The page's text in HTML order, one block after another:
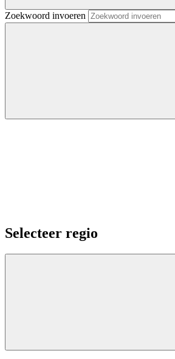
Zoekwoord invoeren
Selecteer regio